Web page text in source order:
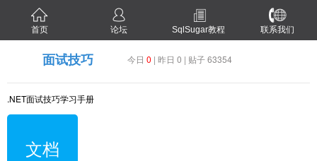
首页 论坛 SqlSugar教程 联系我们
面试技巧 今日 0 | 昨日 0 | 贴子 63354
.NET面试技巧学习手册
文档